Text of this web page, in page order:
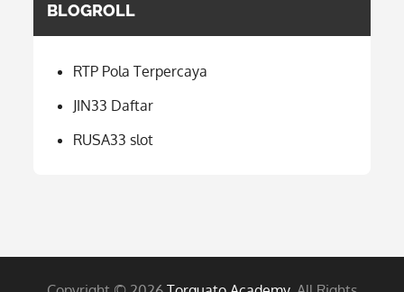
BLOGROLL
RTP Pola Terpercaya
JIN33 Daftar
RUSA33 slot